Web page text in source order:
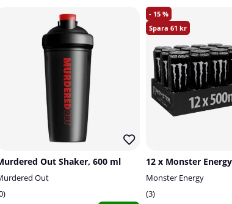
Out Shaker, 600 ml
Out
15
61
Monster Energy
3